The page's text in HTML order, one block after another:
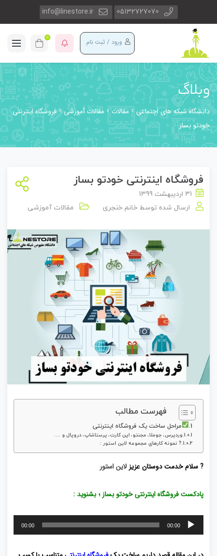
05132727070
info@linestore.ir
ورود / ثبت نام 0
وبلاگ
دانشگاه شبکه های اجتماعی مقالات مقالات آموزشی
فروشگاه اینترنتی
خودتو بساز
فروشگاه اینترنتی خودتو بساز
31 اردیبهشت 1399
ارسال شده توسط خانم خنجری مقالات آموزشی
فهرست مطالب
مراحل ساخت یک فروشگاه اینترنتی
وردپرس، جوملا، مجنتو، اپن کارت، پرستاشاپ، دروپال و ….
? نمونه کارهای مجموعه لاین استور :
? سلام خدمت دوستان عزیز لاین استور
پادکست فروشگاه اینترنتی خودتو بساز ؛ بشنوید :
پخش‌کننده
صوت
00:00
00:00